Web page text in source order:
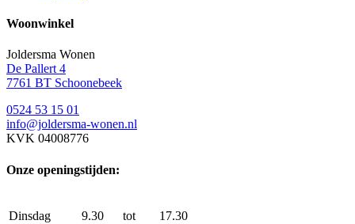
Woonwinkel
Joldersma Wonen
De Pallert 4
7761 BT Schoonebeek
0524 53 15 01
info@joldersma-wonen.nl
KVK 04008776
Onze openingstijden:
Dinsdag 9.30 tot 17.30